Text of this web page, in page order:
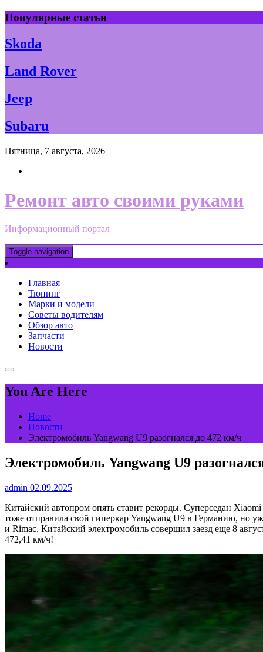
Skip
to
content
Популярные статьи
Skoda
Land Rover
Jeep
Subaru
Пятница, 7 августа, 2026
Ремонт авто своими руками
Информационный портал
Toggle navigation
Главная
Тюнинг
Марки и модели
Советы водителям
Обзор авто
Запчасти
Новости
You Are Here
Home
Новости
Электромобиль Yangwang U9 разогнался до 472 км/ч
Электромобиль Yangwang U9
admin 02.09.2025
Китайский автопром опять ставит рекорды. Суперседан
тоже отправила свой гиперкар Yangwang U9 в Германию, но
и Rimac. Китайский электромобиль совершил заезд еще 8
472,41 км/ч!